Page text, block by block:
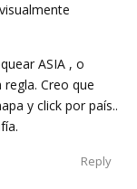
ASIA , o
Creo que
y click por país..
Reply